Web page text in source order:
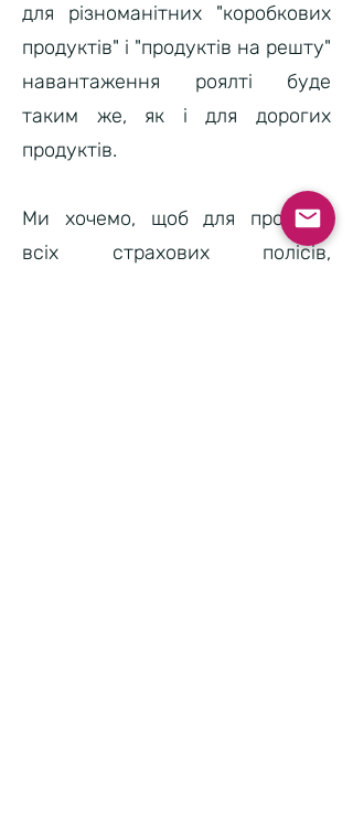
для різноманітних "коробкових
продуктів" і "продуктів на решту"
навантаження роялті буде
таким же, як і для дорогих
продуктів.
Ми хочемо, щоб для продажу
всіх страхових полісів,